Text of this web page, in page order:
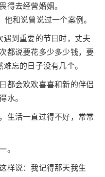
得去经营婚姻。
和说曾说过一个案例。
遇到重要的节日时，丈夫
都说要花多少多少钱，要
忘的日子没有几个。
都会欢欢喜喜和新的伴侣
水。
生活一直过得不好，常常
。
样说：我记得那天我生